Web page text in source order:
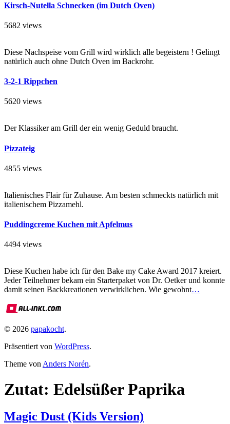
Kirsch-Nutella Schnecken (im Dutch Oven)
5682 views
Diese Nachspeise vom Grill wird wirklich alle begeistern ! Gelingt
natürlich auch ohne Dutch Oven im Backrohr.
3-2-1 Rippchen
5620 views
Der Klassiker am Grill der ein wenig Geduld braucht.
Pizzateig
4855 views
Italienisches Flair für Zuhause. Am besten schmeckts natürlich mit
italienischem Pizzamehl.
Puddingcreme Kuchen mit Apfelmus
4494 views
Diese Kuchen habe ich für den Bake my Cake Award 2017 kreiert.
Jeder Teilnehmer bekam ein Starterpaket von Dr. Oetker und konnte
damit seinen Backkreationen verwirklichen. Wie gewohnt…
© 2026 papakocht.
Präsentiert von WordPress.
Theme vonAnders Norén.
Zutat: Edelsüßer Paprika
Magic Dust (Kids Version)